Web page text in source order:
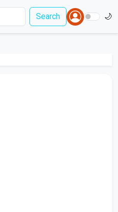
Search 🌙